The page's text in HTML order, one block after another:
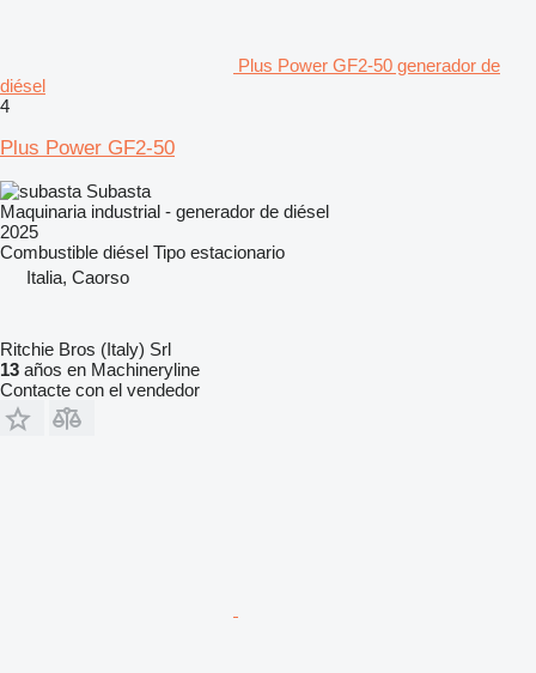
Plus Power GF2-50 generador de
diésel
4
Plus Power GF2-50
Subasta
Maquinaria industrial - generador de diésel
2025
Combustible diésel Tipo estacionario
Italia, Caorso
Ritchie Bros (Italy) Srl
13 años en Machineryline
Contacte con el vendedor